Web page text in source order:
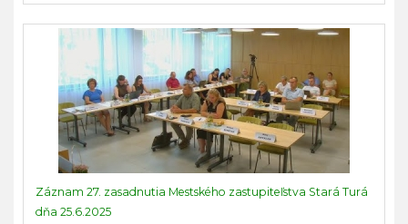
Záznam 27. zasadnutia Mestského zastupiteľstva Stará Turá
dňa 25.6.2025